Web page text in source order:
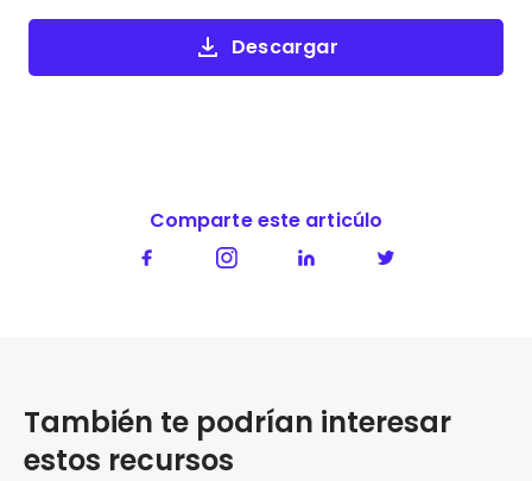
Descargar
Comparte este articúlo
También te podrían interesar
estos recursos